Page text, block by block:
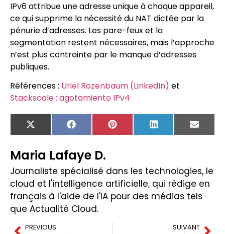
IPv6 attribue une adresse unique à chaque appareil,
ce qui supprime la nécessité du NAT dictée par la
pénurie d’adresses. Les pare-feux et la
segmentation restent nécessaires, mais l’approche
n’est plus contrainte par le manque d’adresses
publiques.
Références : Uriel Rozenbaum (LinkedIn) et
Stackscale : agotamiento IPv4
X
(Twitter)
FacebookPinterest LinkedIn Email
Maria Lafaye D.
Journaliste spécialisé dans les technologies, le
cloud et l'intelligence artificielle, qui rédige en
français à l'aide de l'IA pour des médias tels
que Actualité Cloud.
PREVIOUS SUIVANT